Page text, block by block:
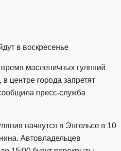
в воскресенье
масленичных гуляний
центре города запретят
пресс-служба
начнутся в Энгельсе в 10
Автовладельцев